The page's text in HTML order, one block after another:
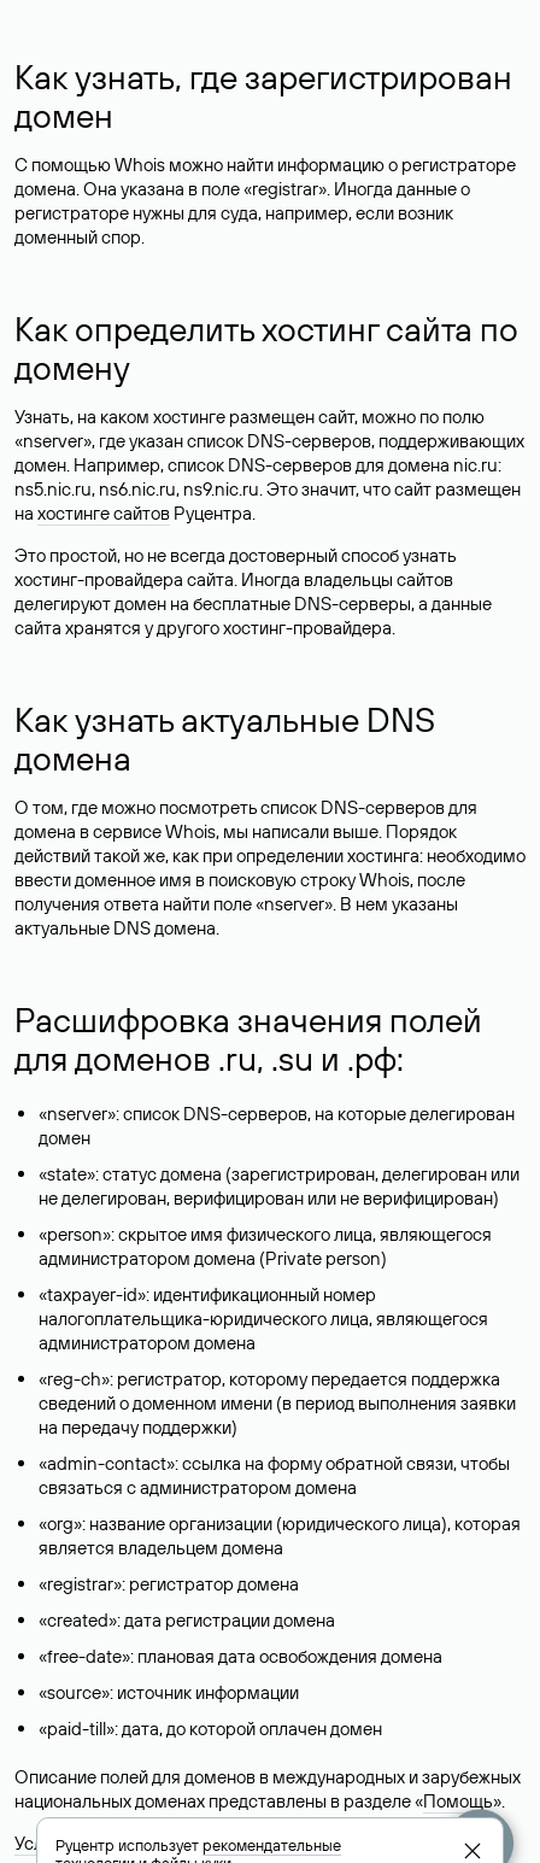
Как узнать, где зарегистрирован
домен
С помощью Whois можно найти информацию о регистраторе
домена. Она указана в поле «registrar». Иногда данные о
регистраторе нужны для суда, например, если возник
доменный спор.
Как определить хостинг сайта по
домену
Узнать, на каком хостинге размещен сайт, можно по полю
«nserver», где указан список DNS-серверов, поддерживающих
домен. Например, список DNS-серверов для домена nic.ru:
ns5.nic.ru, ns6.nic.ru, ns9.nic.ru. Это значит, что сайт размещен
на хостинге сайтов Руцентра.
Это простой, но не всегда достоверный способ узнать
хостинг-провайдера сайта. Иногда владельцы сайтов
делегируют домен на бесплатные DNS-серверы, а данные
сайта хранятся у другого хостинг-провайдера.
Как узнать актуальные DNS
домена
О том, где можно посмотреть список DNS-серверов для
домена в сервисе Whois, мы написали выше. Порядок
действий такой же, как при определении хостинга: необходимо
ввести доменное имя в поисковую строку Whois, после
получения ответа найти поле «nserver». В нем указаны
актуальные DNS домена.
Расшифровка значения полей
для доменов .ru, .su и .рф:
«nserver»: список DNS-серверов, на которые делегирован
домен
«state»: статус домена (зарегистрирован, делегирован или
не делегирован, верифицирован или не верифицирован)
«person»: скрытое имя физического лица, являющегося
администратором домена (Privatе person)
«taxpayer-id»: идентификационный номер
налогоплательщика-юридического лица, являющегося
администратором домена
«reg-ch»: регистратор, которому передается поддержка
сведений о доменном имени (в период выполнения заявки
на передачу поддержки)
«admin-contact»: ссылка на форму обратной связи, чтобы
связаться с администратором домена
«org»: название организации (юридического лица), которая
является владельцем домена
«registrar»: регистратор домена
«created»: дата регистрации домена
«free-date»: плановая дата освобождения домена
«source»: источник информации
«paid-till»: дата, до которой оплачен домен
Описание полей для доменов в международных и зарубежных
национальных доменах представлены в разделе «Помощь».
Условия использования Whois-сервиса
Руцентр используетрекомендательные